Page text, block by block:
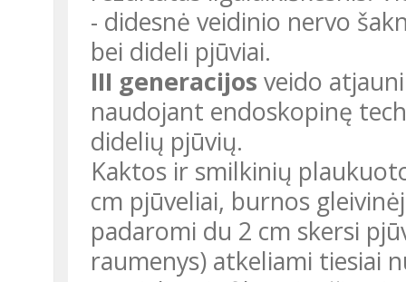
- didesnė veidinio nervo
bei dideli pjūviai.
III generacijos veido
naudojant endoskopinę
didelių pjūvių.
Kaktos ir smilkinių
cm pjūveliai, burnos
padaromi du 2 cm skersi
raumenys) atkeliami tiesiai